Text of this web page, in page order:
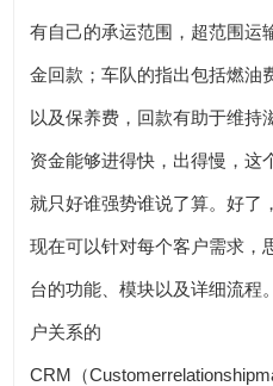
有自己的承运范围，超范围运
金回款；车队的指出包括燃油
以及保养费，回款有助于维持
资金能够进得快，出得慢，这
就只好谁强势谁说了算。好了
现在可以针对每个客户需求，
台的功能、模块以及详细流程
户关系的
CRM（